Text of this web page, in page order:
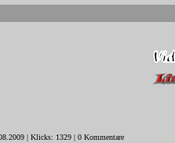
| Klicks: 1329 | 0 Kommentare